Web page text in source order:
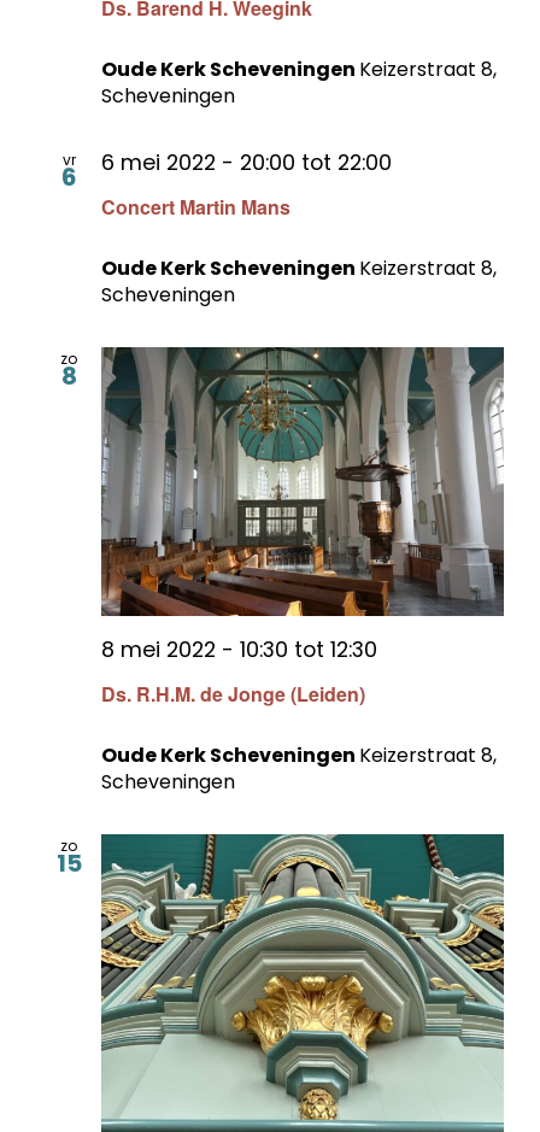
Ds. Barend H. Weegink
Oude Kerk Scheveningen Keizerstraat 8,
Scheveningen
vr
6
Concert Martin Mans
6 mei 2022 - 20:00 tot 22:00
Oude Kerk Scheveningen Keizerstraat 8,
Scheveningen
zo
8
Ds. R.H.M. de Jonge (Leiden)
8 mei 2022 - 10:30 tot 12:30
Oude Kerk Scheveningen Keizerstraat 8,
Scheveningen
zo
15